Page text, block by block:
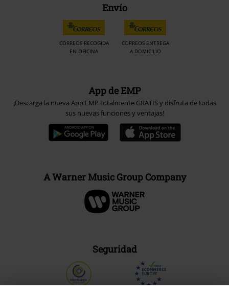
Envío
CORREOS RECOGIDA
EN OFICINA
CORREOS ENTREGA
A DOMICILIO
App de EMP
¡Descarga la nueva App EMP totalmente GRATIS y disfruta de todas
sus nuevas funciones y ventajas!
A Warner Music Group Company
Seguridad